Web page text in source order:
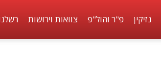
נזיקין פ"ר והול"פ צוואות וירושות